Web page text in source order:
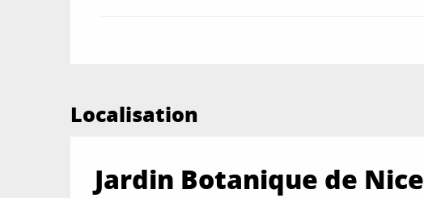
Localisation
Jardin Botanique de Nice